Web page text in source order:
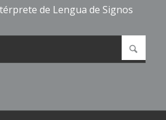
de Lengua de Signos